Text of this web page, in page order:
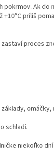
pokrmov. Ak do
+10°Cpríliš
zastaví proces
omáčky,
schladí.
niekoľko